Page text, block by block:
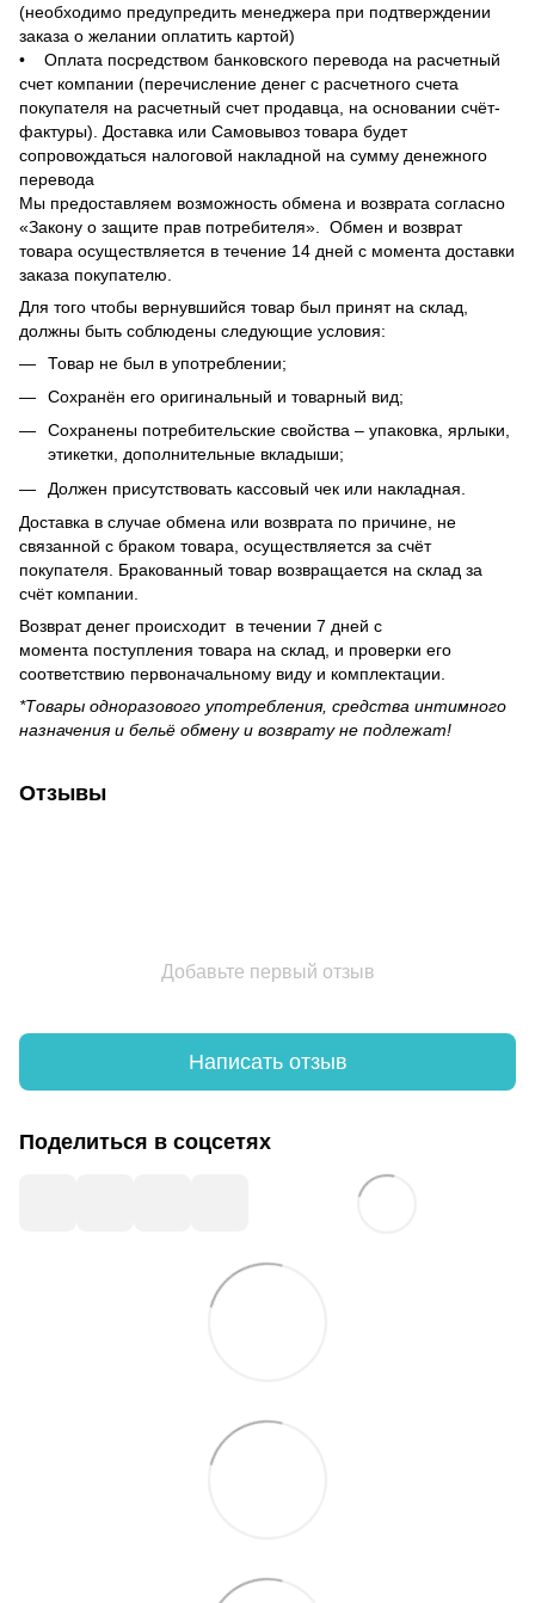
(необходимо предупредить менеджера при подтверждении
заказа о желании оплатить картой)
• Оплата посредством банковского перевода на расчетный
счет компании (перечисление денег с расчетного счета
покупателя на расчетный счет продавца, на основании счёт-
фактуры). Доставка или Самовывоз товара будет
сопровождаться налоговой накладной на сумму денежного
перевода
Мы предоставляем возможность обмена и возврата согласно
«Закону о защите прав потребителя». Обмен и возврат
товара осуществляется в течение 14 дней с момента доставки
заказа покупателю.
Для того чтобы вернувшийся товар был принят на склад,
должны быть соблюдены следующие условия:
Товар не был в употреблении;
Сохранён его оригинальный и товарный вид;
Сохранены потребительские свойства – упаковка, ярлыки,
этикетки, дополнительные вкладыши;
Должен присутствовать кассовый чек или накладная.
Доставка в случае обмена или возврата по причине, не
связанной с браком товара, осуществляется за счёт
покупателя. Бракованный товар возвращается на склад за
счёт компании.
Возврат денег происходит в течении 7 дней с
момента поступления товара на склад, и проверки его
соответствию первоначальному виду и комплектации.
*Товары одноразового употребления, средства интимного
назначения и бельё обмену и возврату не подлежат!
Отзывы
Добавьте первый отзыв
Написать отзыв
Поделиться в соцсетях